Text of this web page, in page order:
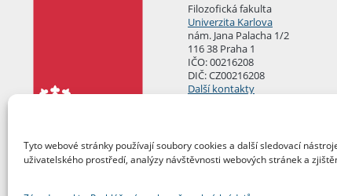
Tyto webové stránky používají soubory cookies a další sledovací
uživatelského prostředí, analýzy návštěvnosti webových stránek a
Filozofická fakulta
Univerzita Karlova
nám. Jana Palacha 1/2
116 38 Praha 1
IČO: 00216208
DIČ: CZ00216208
Další kontakty